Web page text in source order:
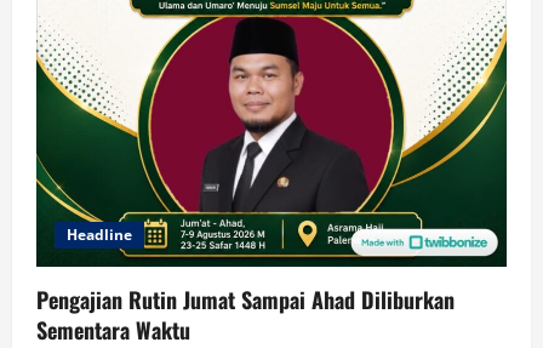
Headline
Pengajian Rutin Jumat Sampai Ahad Diliburkan
Sementara Waktu